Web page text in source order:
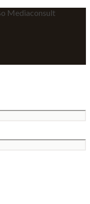
Mediaconsult